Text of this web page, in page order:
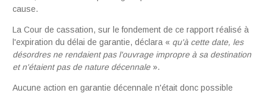
cause.
La Cour de cassation, sur le fondement de ce rapport réalisé à
l'expiration du délai de garantie, déclara « qu'à cette date, les
désordres ne rendaient pas l'ouvrage impropre à sa destination
etn'étaient pas de nature décennale ».
Aucune action en garantie décennale n'était donc possible